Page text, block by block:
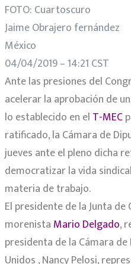
FOTO: Cuartoscuro
Jaime Obrajero fernández
México
04/04/2019 – 14:21 CST
Ante las presiones del
acelerar la aprobación de
lo establecido en el T-MEC
ratificado, la Cámara de
jueves ante el pleno dicha
democratizar la vida
materia de trabajo.
El presidente de la Junta
morenista Mario Delgado,
presidenta de la Cámara
Unidos , Nancy Pelosi,